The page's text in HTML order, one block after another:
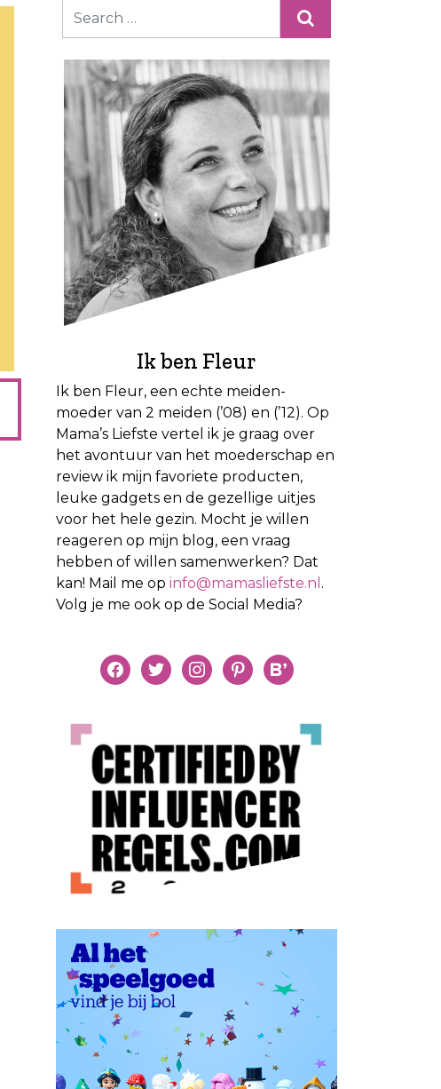
Ik ben Fleur
Ik ben Fleur, een echte meiden-
moeder van 2 meiden (’08) en (’12). Op
Mama’s Liefste vertel ik je graag over
het avontuur van het moederschap en
review ik mijn favoriete producten,
leuke gadgets en de gezellige uitjes
voor het hele gezin. Mocht je willen
reageren op mijn blog, een vraag
hebben of willen samenwerken? Dat
kan! Mail me op info@mamasliefste.nl .
Volg je me ook op de Social Media?
facebooktwitterinstagrampinterestbloglovin